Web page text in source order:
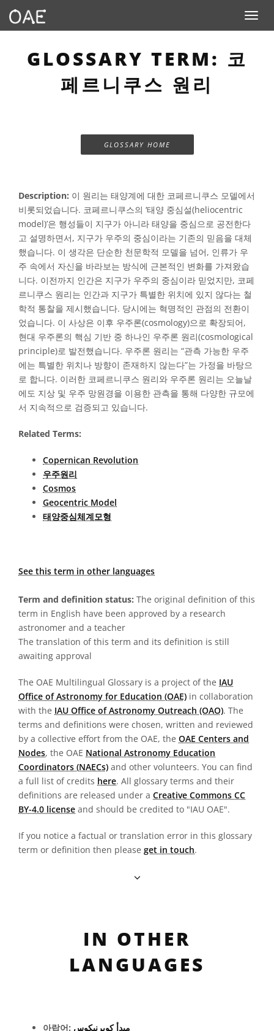
Toggle
GLOSSARY TERM: 코
페르니쿠스 원리
GLOSSARY HOME
Description: 이 원리는 태양계에 대한 코페르니쿠스 모델에서
비롯되었습니다. 코페르니쿠스의 ‘태양 중심설(heliocentric
model)’은 행성들이 지구가 아니라 태양을 중심으로 공전한다
고 설명하면서, 지구가 우주의 중심이라는 기존의 믿음을 대체
했습니다. 이 생각은 단순한 천문학적 모델을 넘어, 인류가 우
주 속에서 자신을 바라보는 방식에 근본적인 변화를 가져왔습
니다. 이전까지 인간은 지구가 우주의 중심이라 믿었지만, 코페
르니쿠스 원리는 인간과 지구가 특별한 위치에 있지 않다는 철
학적 통찰을 제시했습니다. 당시에는 혁명적인 관점의 전환이
었습니다. 이 사상은 이후 우주론(cosmology)으로 확장되어,
현대 우주론의 핵심 기반 중 하나인 우주론 원리(cosmological
principle)로 발전했습니다. 우주론 원리는 “관측 가능한 우주
에는 특별한 위치나 방향이 존재하지 않는다”는 가정을 바탕으
로 합니다. 이러한 코페르니쿠스 원리와 우주론 원리는 오늘날
에도 지상 및 우주 망원경을 이용한 관측을 통해 다양한 규모에
서 지속적으로 검증되고 있습니다.
Related Terms:
Copernican Revolution
우주원리
Cosmos
Geocentric Model
태양중심체계모형
See this term in other languages
Term and definition status: The original definition of this
term in English have been approved by a research
astronomer and a teacher
The translation of this term and its definition is still
awaiting approval
The OAE Multilingual Glossary is a project of the IAU
Office of Astronomy for Education (OAE) in collaboration
with the IAU Office of Astronomy Outreach (OAO). The
terms and definitions were chosen, written and reviewed
by a collective effort from the OAE, the OAE Centers and
Nodes, the OAE National Astronomy Education
Coordinators (NAECs) and other volunteers. You can find
a full list of credits here. All glossary terms and their
definitions are released under a Creative Commons CC
BY-4.0 license and should be credited to "IAU OAE".
If you notice a factual or translation error in this glossary
term or definition then please get in touch.
IN OTHER
LANGUAGES
아랍어: مبدأ كوبرنيكوس